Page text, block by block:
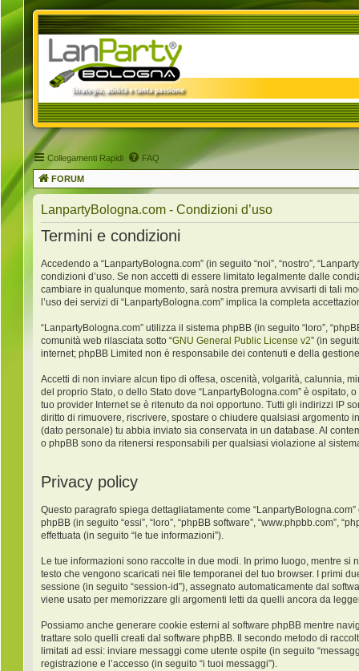
Collegamenti Rapidi FAQ
FORUM
LanpartyBologna.com - Condizioni d’uso
Termini e condizioni
Accedendo a “LanpartyBologna.com” (in seguito “noi”, “nostro”,
condizioni d’uso. Se non accetti di essere limitato legalmente dalle
cambiare in qualunque momento, sarà nostra premura avvisarti di tali
l’uso dei servizi di “LanpartyBologna.com” implica la completa
“LanpartyBologna.com” utilizza il sistema phpBB (in seguito “loro”,
comunità web rilasciata sotto “GNU General Public License v2” (in
internet; phpBB Limited non è responsabile dei contenuti e della
Accetti di non inviare alcun tipo di offesa, oscenità, volgarità, calunnia,
del proprio Stato, o dello Stato dove “LanpartyBologna.com” è
tuo provider Internet se è ritenuto da noi opportuno. Tutti gli indirizzi IP
diritto di rimuovere, riscrivere, spostare o chiudere qualsiasi argomento
(dato personale) tu abbia inviato sia conservata in un database. Al
o phpBB sono da ritenersi responsabili per qualsiasi violazione al
Privacy policy
Questo paragrafo spiega dettagliatamente come
phpBB (in seguito “essi”, “loro”, “phpBB software”, “www.phpbb.com”,
effettuata (in seguito “le tue informazioni”).
Le tue informazioni sono raccolte in due modi. In primo luogo, mentre
testo che vengono scaricati nei file temporanei del tuo browser. I primi
sessione (in seguito “session-id”), assegnato automaticamente dal
viene usato per memorizzare gli argomenti letti da quelli ancora da
Possiamo anche generare cookie esterni al software phpBB mentre
trattare solo quelli creati dal software phpBB. Il secondo metodo di
limitati ad essi: inviare messaggi come utente ospite (in seguito
registrazione e l’accesso (in seguito “i tuoi messaggi”).